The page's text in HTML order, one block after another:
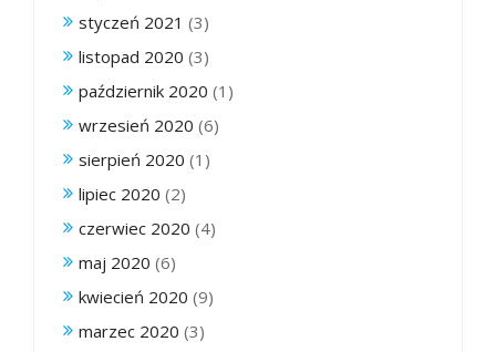
styczeń 2021 (3)
listopad 2020 (3)
październik 2020 (1)
wrzesień 2020 (6)
sierpień 2020 (1)
lipiec 2020 (2)
czerwiec 2020 (4)
maj 2020 (6)
kwiecień 2020 (9)
marzec 2020 (3)